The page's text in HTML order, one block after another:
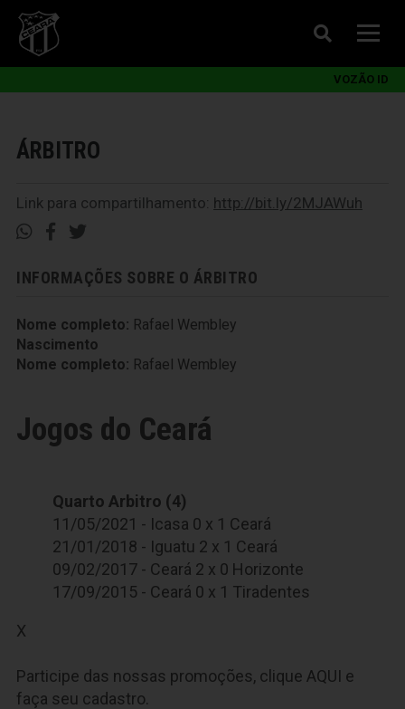
VOZÃO ID
ÁRBITRO
Link para compartilhamento: http://bit.ly/2MJAWuh
INFORMAÇÕES SOBRE O ÁRBITRO
Nome completo: Rafael Wembley
Nascimento
Nome completo: Rafael Wembley
Jogos do Ceará
Quarto Arbitro (4)
11/05/2021 - Icasa 0 x 1 Ceará
21/01/2018 - Iguatu 2 x 1 Ceará
09/02/2017 - Ceará 2 x 0 Horizonte
17/09/2015 - Ceará 0 x 1 Tiradentes
X
Participe das nossas promoções, clique AQUI e
faça seu cadastro.